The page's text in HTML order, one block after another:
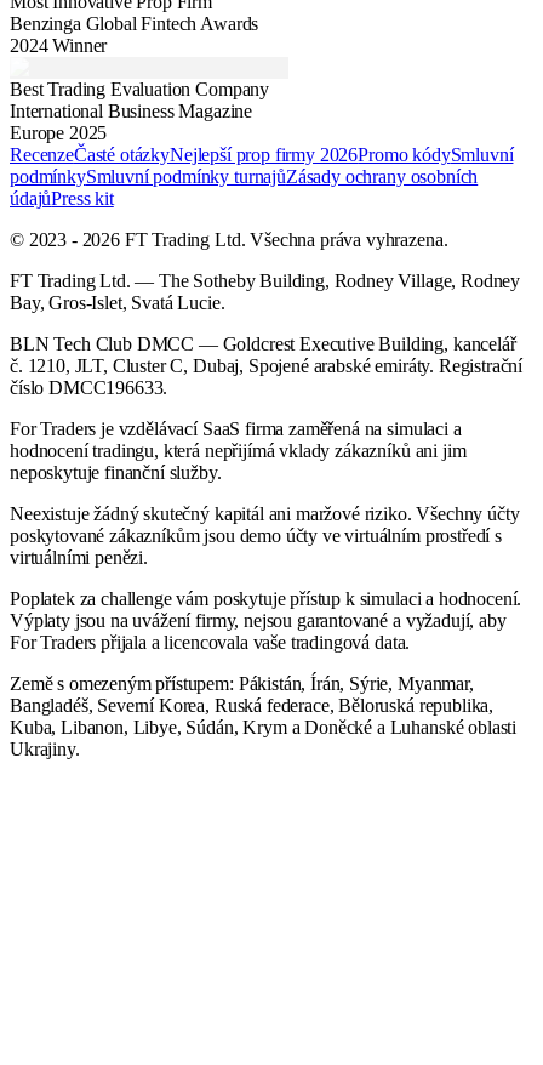
Benzinga Global Fintech Awards
2024 Winner
Best Trading Evaluation Company
International Business Magazine
Europe 2025
RecenzeČasté otázkyNejlepší prop firmy 2026Promo kódySmluvní
podmínkySmluvní podmínky turnajůZásady ochrany osobních
údajůPress kit
© 2023 - 2026 FT Trading Ltd. Všechna práva vyhrazena.
FT Trading Ltd. — The Sotheby Building, Rodney Village, Rodney
Bay, Gros-Islet, Svatá Lucie.
BLN Tech Club DMCC — Goldcrest Executive Building, kancelář
č. 1210, JLT, Cluster C, Dubaj, Spojené arabské emiráty. Registrační
číslo DMCC196633.
For Traders je vzdělávací SaaS firma zaměřená na simulaci a
hodnocení tradingu, která nepřijímá vklady zákazníků ani jim
neposkytuje finanční služby.
Neexistuje žádný skutečný kapitál ani maržové riziko. Všechny účty
poskytované zákazníkům jsou demo účty ve virtuálním prostředí s
virtuálními penězi.
Poplatek za challenge vám poskytuje přístup k simulaci a hodnocení.
Výplaty jsou na uvážení firmy, nejsou garantované a vyžadují, aby
For Traders přijala a licencovala vaše tradingová data.
Země s omezeným přístupem: Pákistán, Írán, Sýrie, Myanmar,
Bangladéš, Severní Korea, Ruská federace, Běloruská republika,
Kuba, Libanon, Libye, Súdán, Krym a Doněcké a Luhanské oblasti
Ukrajiny.